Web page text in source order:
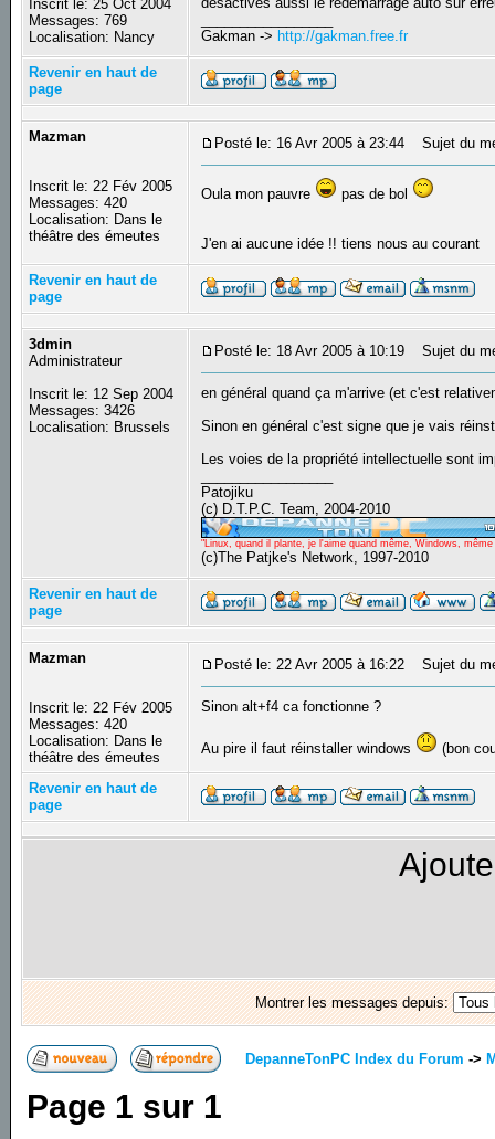
Inscrit le: 25 Oct 2004
Messages: 769
Localisation: Nancy
Gakman -> http://gakman.free.fr
Revenir en haut de
page
Mazman
Inscrit le: 22 Fév 2005
Messages: 420
Localisation: Dans le
théâtre des émeutes
Posté le: 16 Avr 2005 à 23:44 Sujet du
Oula mon pauvre pas de bol
J'en ai aucune idée !! tiens nous au courant
Revenir en haut de
page
3dmin
Administrateur
Inscrit le: 12 Sep 2004
Messages: 3426
Localisation: Brussels
Posté le: 18 Avr 2005 à 10:19 Sujet du
en général quand ça m'arrive (et c'est
Sinon en général c'est signe que je vais
Les voies de la propriété intellectuelle sont
Patojiku
(c) D.T.P.C. Team, 2004-2010
"Linux, quand il plante, je l'aime quand même, Windows,
(c)The Patjke's Network, 1997-2010
Revenir en haut de
page
Mazman
Inscrit le: 22 Fév 2005
Messages: 420
Localisation: Dans le
théâtre des émeutes
Posté le: 22 Avr 2005 à 16:22 Sujet du
Sinon alt+f4 ca fonctionne ?
Au pire il faut réinstaller windows (bon
Revenir en haut de
page
Montrer les messages depuis:
DepanneTonPC Index du Forum ->
Page 1 sur 1